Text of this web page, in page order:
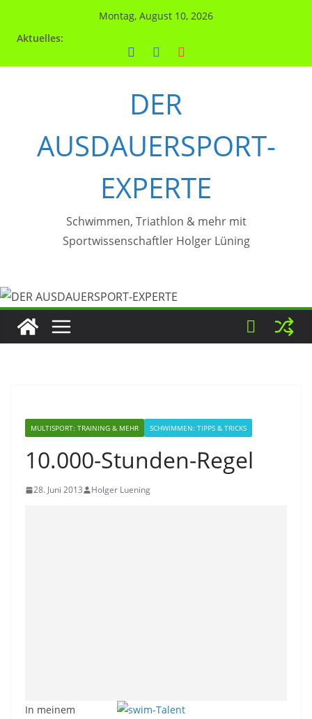
Montag, August 10, 2026
Aktuelles:
DER
AUSDAUERSPORT-
EXPERTE
Schwimmen, Triathlon & mehr mit
Sportwissenschaftler Holger Lüning
MULTISPORT: TRAINING & MEHR SCHWIMMEN: TIPPS & TRICKS
10.000-Stunden-Regel
28. Juni 2013 Holger Luening
In meinem